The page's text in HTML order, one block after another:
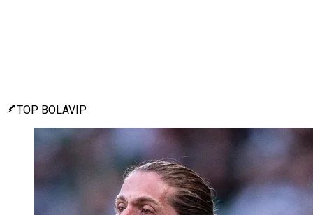
TOP BOLAVIP